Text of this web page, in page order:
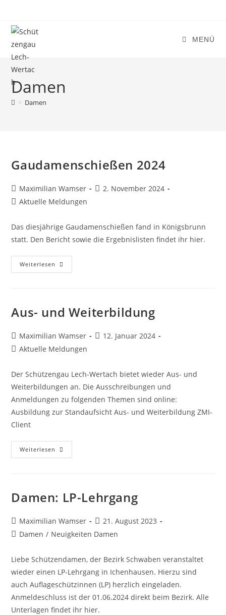
springen
MENÜ
Damen
> Damen
Gaudamenschießen 2024
Beitrags-
Autor:
Maximilian Wamser
Beitrag
2. November 2024
Beitrags-
Aktuelle Meldungen
Das diesjährige Gaudamenschießen fand in Königsbrunn
statt. Den Bericht sowie die Ergebnislisten findet ihr hier.
Weiterlesen Gaudamenschießen
2024
Aus- und Weiterbildung
Beitrags-
Autor:
Maximilian Wamser
Beitrag
12. Januar 2024
Beitrags-
Aktuelle Meldungen
Der Schützengau Lech-Wertach bietet wieder Aus- und
Weiterbildungen an. Die Ausschreibungen und
Anmeldungen zu folgenden Themen sind online:
Ausbildung zur Standaufsicht Aus- und Weiterbildung ZMI-
Client
Weiterlesen Aus-
Und
Damen: LP-Lehrgang
Beitrags-
Autor:
Maximilian Wamser
Beitrag
veröffentlicht:
21. August 2023
Beitrags-
Damen / Neuigkeiten Damen
Liebe Schützendamen, der Bezirk Schwaben veranstaltet
wieder einen LP-Lehrgang in Ichenhausen. Hierzu sind
auch Auflageschützinnen (LP) herzlich eingeladen.
Anmeldeschluss ist der 01.06.2024 direkt beim Bezirk. Alle
Unterlagen findet ihr hier.